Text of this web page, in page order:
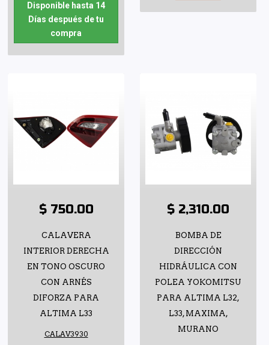
Disponible hasta 14
Días después de tu
compra
$ 750.00
CALAVERA
INTERIOR DERECHA
EN TONO OSCURO
CON ARNÉS
DIFORZA PARA
ALTIMA L33
CALAV3930
$ 2,310.00
BOMBA DE
DIRECCIÓN
HIDRÁULICA CON
POLEA YOKOMITSU
PARA ALTIMA L32,
L33, MAXIMA,
MURANO